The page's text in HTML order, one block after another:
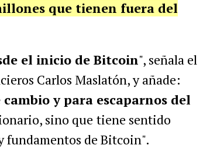
que tienen fuera del
el inicio de Bitcoin", señala el
Carlos Maslatón, y añade:
y para escaparnos del
sino que tiene sentido
fundamentos de Bitcoin".